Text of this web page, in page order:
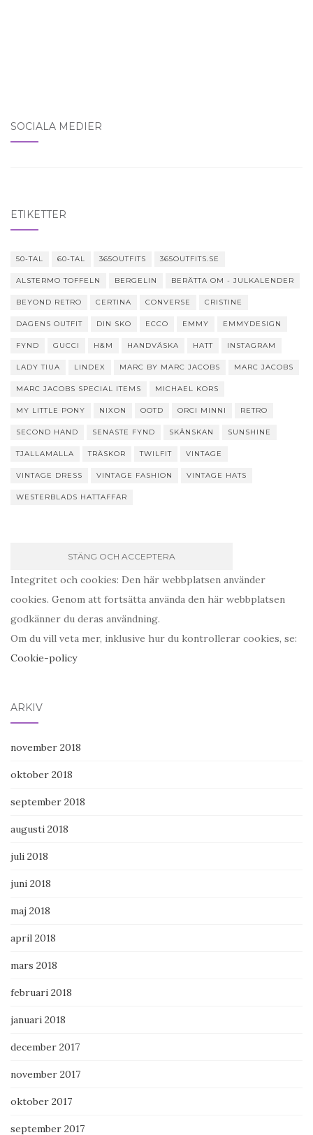
SOCIALA MEDIER
ETIKETTER
50-TAL 60-TAL 365OUTFITS 365OUTFITS.SE
ALSTERMO TOFFELN BERGELIN BERÄTTA OM - JULKALENDER
BEYOND RETRO CERTINA CONVERSE CRISTINE
DAGENS OUTFIT DIN SKO ECCO EMMY EMMYDESIGN
FYND GUCCI H&M HANDVÄSKA HATT INSTAGRAM
LADY TIUA LINDEX MARC BY MARC JACOBS MARC JACOBS
MARC JACOBS SPECIAL ITEMS MICHAEL KORS
MY LITTLE PONY NIXON OOTD ORCI MINNI RETRO
SECOND HAND SENASTE FYND SKÅNSKAN SUNSHINE
TJALLAMALLA TRÄSKOR TWILFIT VINTAGE
VINTAGE DRESS VINTAGE FASHION VINTAGE HATS
WESTERBLADS HATTAFFÄR
Integritet och cookies: Den här webbplatsen använder
cookies. Genom att fortsätta använda den här webbplatsen
godkänner du deras användning.
Om du vill veta mer, inklusive hur du kontrollerar cookies, se:
Cookie-policy
ARKIV
november 2018
oktober 2018
september 2018
augusti 2018
juli 2018
juni 2018
maj 2018
april 2018
mars 2018
februari 2018
januari 2018
december 2017
november 2017
oktober 2017
september 2017